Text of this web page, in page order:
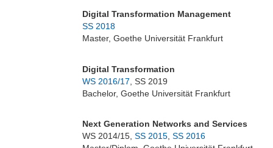
Digital Transformation Management
SS 2018
Master, Goethe Universität Frankfurt
Digital Transformation
WS 2016/17 , SS 2019
Bachelor, Goethe Universität Frankfurt
Next Generation Networks and Services
WS 2014/15, SS 2015 SS 2016